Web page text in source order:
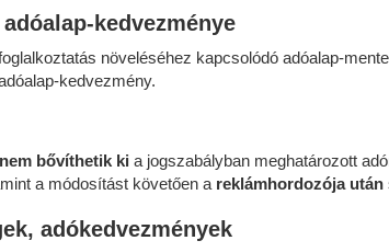
kedvezménye
növeléséhez kapcsolódó adóalap-
kedvezmény.
nem bővíthetik ki a jogszabályban meghatározott
a módosítást követően a reklámhordozója után
adókedvezmények